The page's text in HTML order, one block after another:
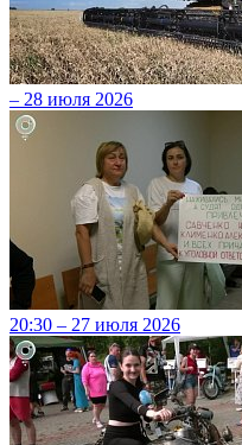
– 28 июля 2026
20:30 – 27 июля 2026